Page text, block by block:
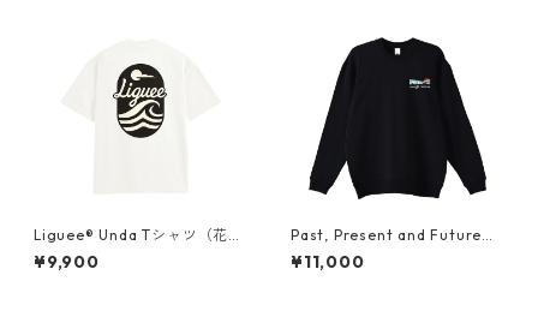
Liguee®️ Unda Tシャツ（花ロ
ゴ刺繍&バックプリント）
¥9,900
Past, Present and Future
"アタミ"（胸プリント）スウェ
ット
¥11,000